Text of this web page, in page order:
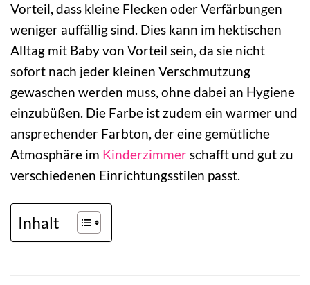
Vorteil, dass kleine Flecken oder Verfärbungen
weniger auffällig sind. Dies kann im hektischen
Alltag mit Baby von Vorteil sein, da sie nicht
sofort nach jeder kleinen Verschmutzung
gewaschen werden muss, ohne dabei an Hygiene
einzubüßen. Die Farbe ist zudem ein warmer und
ansprechender Farbton, der eine gemütliche
Atmosphäre im Kinderzimmerschafft und gut zu
verschiedenen Einrichtungsstilen passt.
Inhalt